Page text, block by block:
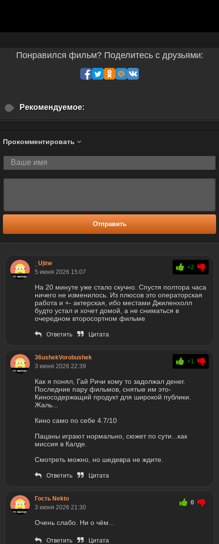
Понравился фильм? Поделитесь с друзьями:
Рекомендуемое:
Прокомментировать
Отправить
_Ujine
5 июня 2026 15:07
+2
На 20 минуте уже стало скучно. Спустя полтора часа
ничего не изменилось. Из плюсов это операторская
работа и +- актерская, ибо местами Джиленхолл
будто устал и хочет домой, а не сниматься в
очередном второсортном фильме
Ответить Цитата
36ushekVorobushek
3 июня 2026 22:39
+1
Как я понял, Гай Ричи кому то задолжал денег.
Последние пару фильмов, снятые им это-
Киносодержащий продукт для широкой публики.
Жаль...
Кино само по себе 4.7/10
Пацаны играют нормально, сюжет по сути...как
миссия в Калде.
Смотреть можно, но шедевра не ждите.
Ответить Цитата
Гость Nekto
3 июня 2026 21:30
0
Очень слабо. Ни о чём...
Ответить Цитата